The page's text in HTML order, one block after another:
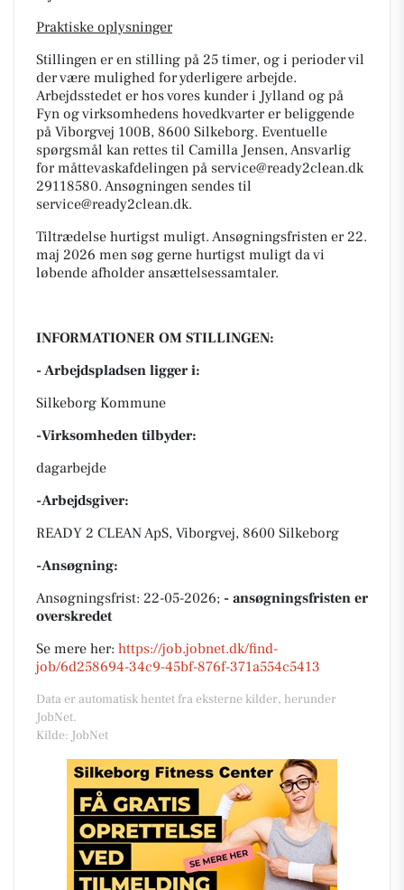
Praktiske oplysninger
Stillingen er en stilling på 25 timer, og i perioder vil
der være mulighed for yderligere arbejde.
Arbejdsstedet er hos vores kunder i Jylland og på
Fyn og virksomhedens hovedkvarter er beliggende
på Viborgvej 100B, 8600 Silkeborg. Eventuelle
spørgsmål kan rettes til Camilla Jensen, Ansvarlig
for måttevaskafdelingen på service@ready2clean.dk
29118580. Ansøgningen sendes til
service@ready2clean.dk.
Tiltrædelse hurtigst muligt. Ansøgningsfristen er 22.
maj 2026 men søg gerne hurtigst muligt da vi
løbende afholder ansættelsessamtaler.
INFORMATIONER OM STILLINGEN:
- Arbejdspladsen ligger i:
Silkeborg Kommune
-Virksomheden tilbyder:
dagarbejde
-Arbejdsgiver:
READY 2 CLEAN ApS, Viborgvej, 8600 Silkeborg
-Ansøgning:
Ansøgningsfrist: 22-05-2026; - ansøgningsfristen er
overskredet
Se mere her: https://job.jobnet.dk/find-
job/6d258694-34c9-45bf-876f-371a554c5413
Data er automatisk hentet fra eksterne kilder, herunder
JobNet.
Kilde: JobNet